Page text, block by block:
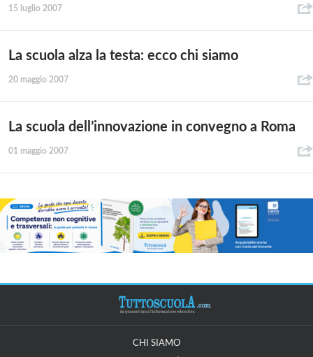
15 luglio 2007
La scuola alza la testa: ecco chi siamo
20 maggio 2007
La scuola dell’innovazione in convegno a Roma
01 maggio 2007
CHI SIAMO